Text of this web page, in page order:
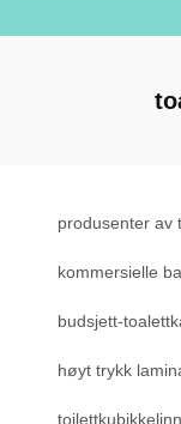
produsenter av
kommersielle
budsjett-
høyt trykk